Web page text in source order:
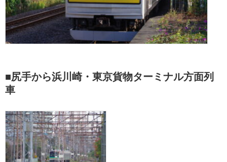
■尻手から浜川崎・東京貨物ターミナル方面列
車